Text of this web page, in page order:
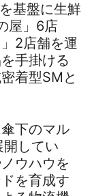
基盤に生鮮
屋」6店
2店舗を運
手掛ける
着型SMと
下のマル
開してい
ウハウを
を育成す